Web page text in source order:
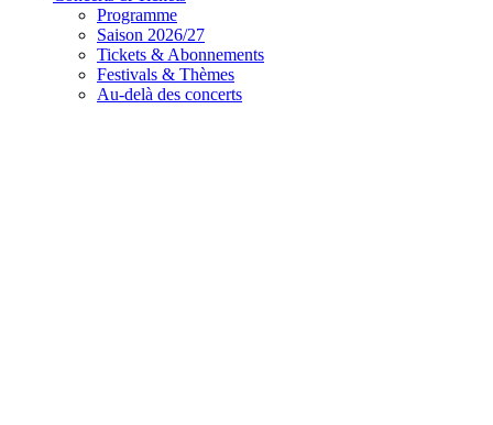
Programme
Saison 2026/27
Tickets & Abonnements
Festivals & Thèmes
Au-delà des concerts